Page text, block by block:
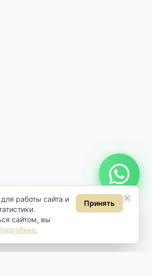
работы сайта и
сайтом, вы
.
Принять